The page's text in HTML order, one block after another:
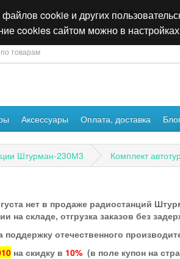
+7 495 196-63-51 Личный
Аксессуары Оплата, доставка
Штурман-230М3 Комплект
нет в продаже радиостанций
складе, отгрузка заказов без
отечественного
на скидку в 10% (в поле купон на
cookie и других
cookies сайтом можно в